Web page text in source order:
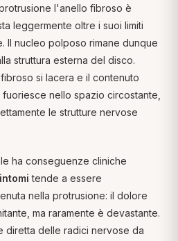
l'anello fibroso è
leggermente oltre i suoi limiti
Il nucleo polposo rimane dunque
struttura esterna del disco.
si lacera e il contenuto
nello spazio circostante,
le strutture nervose
ha conseguenze cliniche
tende a essere
nella protrusione: il dolore
ma raramente è devastante.
diretta delle radici nervose da